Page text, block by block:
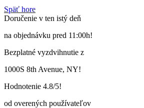
variantov.
Varianty
môžete
vybrať
na
stránke
Späť hore
Doručenie v ten istý deň
na objednávku pred 11:00h!
Bezplatné vyzdvihnutie z
1000S 8th Avenue, NY!
Hodnotenie 4.8/5!
od overených používateľov